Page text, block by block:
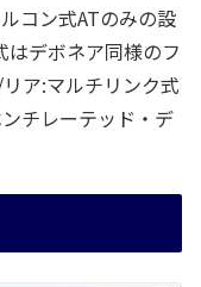
コン式ATのみの設
はデボネア同様のフ
ア:マルチリンク式
チレーテッド・デ